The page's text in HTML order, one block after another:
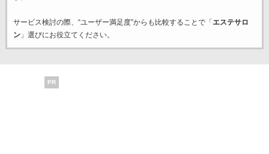
サービス検討の際、“ユーザー満足度”からも比較することで「 エステサロ
ン」選びにお役立てください。
PR